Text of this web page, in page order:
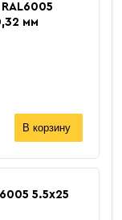
мм
В корзину
5.5х25